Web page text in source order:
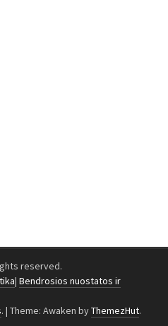
reserved.
| Bendrosios nuostatos ir
. | Theme: Awaken byThemezHut.